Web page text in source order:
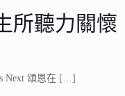
所聽力關懷
Next 頌恩在 […]